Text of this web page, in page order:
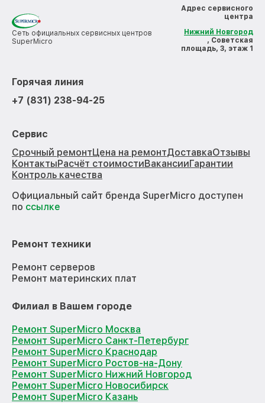
Сеть официальных сервисных центров
SuperMicro
Адрес сервисного
центра
Нижний Новгород
, Советская
площадь, 3, этаж 1
Горячая линия
+7 (831) 238-94-25
Сервис
Срочный ремонтЦена на ремонтДоставкаОтзывы
КонтактыРасчёт стоимостиВакансииГарантии
Контроль качества
Официальный сайт бренда SuperMicro доступен
по ссылке
Ремонт техники
Ремонт серверов
Ремонт материнских плат
Филиал в Вашем городе
Ремонт SuperMicro Москва
Ремонт SuperMicro Санкт-Петербург
Ремонт SuperMicro Краснодар
Ремонт SuperMicro Ростов-на-Дону
Ремонт SuperMicro Нижний Новгород
Ремонт SuperMicro Новосибирск
Ремонт SuperMicro Казань